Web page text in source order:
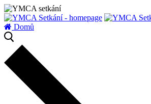
Domů
zatížení serveru